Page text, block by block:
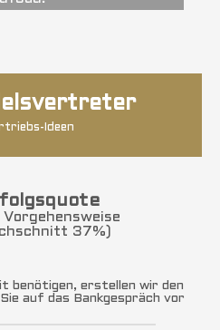
Ideen
37%)
benötigen, erstellen wir den
auf das Bankgespräch vor